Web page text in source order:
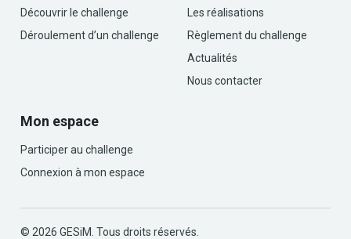
Découvrir le challenge
Déroulement d’un challenge
Les réalisations
Règlement du challenge
Actualités
Nous contacter
Mon espace
Participer au challenge
Connexion à mon espace
© 2026 GESiM. Tous droits réservés.